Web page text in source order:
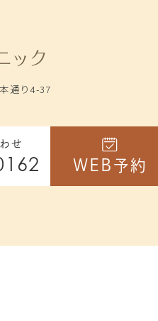
通り4-37
せ
WEB 予約